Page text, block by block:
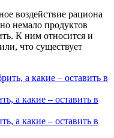
воздействие рациона
немало продуктов
К ним относится и
что существует
а какие – оставить в
а какие – оставить в